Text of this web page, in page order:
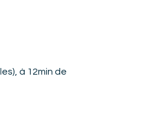
à 12min de